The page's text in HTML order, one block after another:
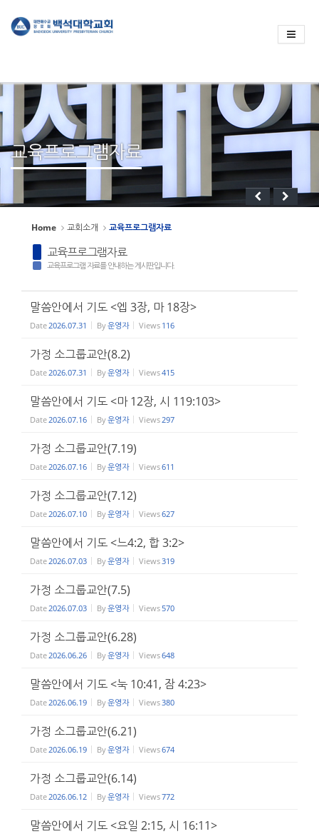
교육프로그램자료
Home 교회소개 교육프로그램자료
교육프로그램자료
교육프로그램 자료를 안내하는 게시판입니다.
말씀안에서 기도 <엡 3장, 마 18장>
Date2026.07.31 By운영자 Views 116
가정 소그룹교안(8.2)
Date2026.07.31 By운영자 Views415
말씀안에서 기도 <마 12장, 시 119:103>
Date2026.07.16 By운영자 Views297
가정 소그룹교안(7.19)
Date2026.07.16 By운영자 Views611
가정 소그룹교안(7.12)
Date2026.07.10 By운영자 Views627
말씀안에서 기도 <느4:2, 합 3:2>
Date2026.07.03 By운영자 Views319
가정 소그룹교안(7.5)
Date2026.07.03 By운영자 Views570
가정 소그룹교안(6.28)
Date2026.06.26 By운영자 Views648
말씀안에서 기도 <눅 10:41, 잠 4:23>
Date2026.06.19 By운영자 Views380
가정 소그룹교안(6.21)
Date2026.06.19 By운영자 Views674
가정 소그룹교안(6.14)
Date2026.06.12 By운영자 Views772
말씀안에서 기도 <요일 2:15, 시 16:11>
스케치북5
스케치북5